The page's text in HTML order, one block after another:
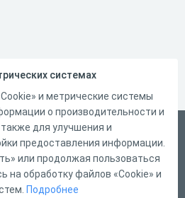
системах
и метрические системы
о производительности и
для улучшения и
предоставления информации.
или продолжая пользоваться
на обработку файлов «Cookie» и
Подробнее